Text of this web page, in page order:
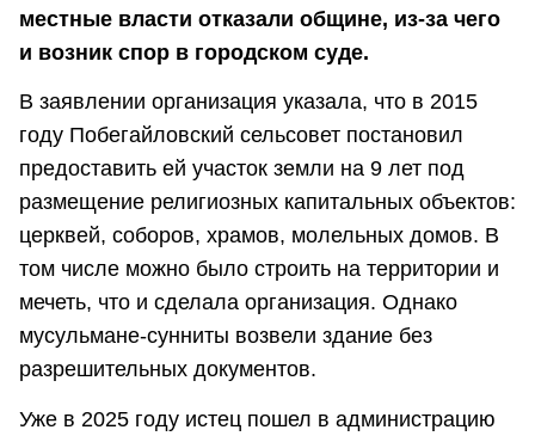
местные власти отказали общине, из-за чего
и возник спор в городском суде.
В заявлении организация указала, что в 2015
году Побегайловский сельсовет постановил
предоставить ей участок земли на 9 лет под
размещение религиозных капитальных объектов:
церквей, соборов, храмов, молельных домов. В
том числе можно было строить на территории и
мечеть, что и сделала организация. Однако
мусульмане-сунниты возвели здание без
разрешительных документов.
Уже в 2025 году истец пошел в администрацию